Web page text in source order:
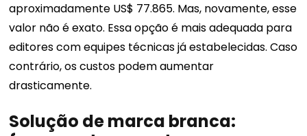
aproximadamente US$ 77.865. Mas, novamente, esse
valor não é exato. Essa opção é mais adequada para
editores com equipes técnicas já estabelecidas. Caso
contrário, os custos podem aumentar
drasticamente.
Solução de marca branca: